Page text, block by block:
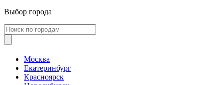
Выбор города
Москва
Екатеринбург
Красноярск